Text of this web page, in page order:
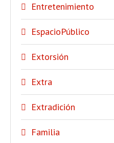
Entretenimiento
EspacioPúblico
Extorsión
Extra
Extradición
Familia